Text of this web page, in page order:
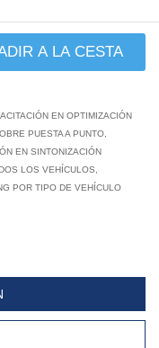
A LA CESTA
EN OPTIMIZACIÓN
PUESTA A PUNTO
EN SINTONIZACIÓN
LOS VEHÍCULOS
POR TIPO DE VEHÍCULO